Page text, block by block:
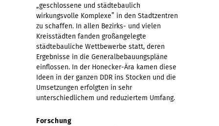
„geschlossene und städtebaulich
wirkungsvolle Komplexe” in den Stadtzentren
zu schaffen. In allen Bezirks- und vielen
Kreisstädten fanden großangelegte
städtebauliche Wettbewerbe statt, deren
Ergebnisse in die Generalbebauungspläne
einflossen. In der Honecker-Ära kamen diese
Ideen in der ganzen DDR ins Stocken und die
Umsetzungen erfolgten in sehr
unterschiedlichem und reduziertem Umfang.
Forschung